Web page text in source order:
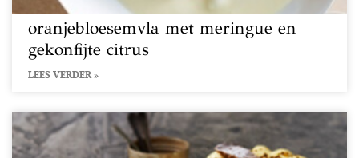
oranjebloesemvla met meringue en
gekonfijte citrus
LEES VERDER »